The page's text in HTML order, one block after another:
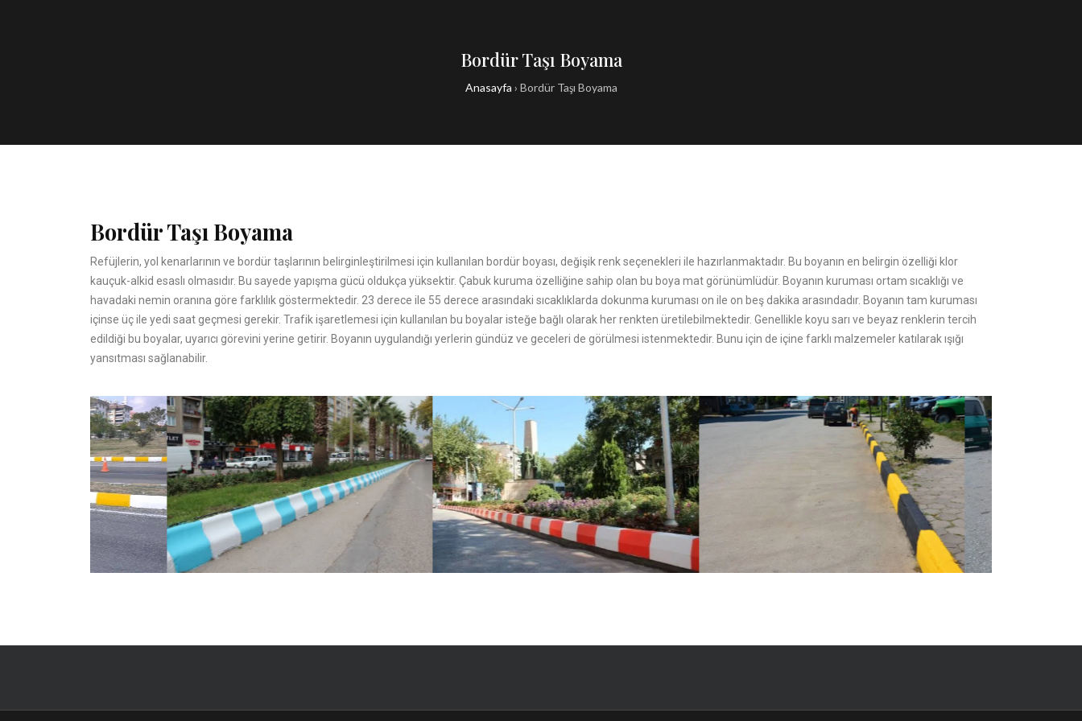
Bordür Taşı Boyama
Anasayfa › Bordür Taşı Boyama
Bordür Taşı Boyama
Refüjlerin, yol kenarlarının ve bordür taşlarının belirginleştirilmesi için kullanılan bordür boyası, değişik renk seçenekleri ile hazırlanmaktadır. Bu boyanın en belirgin özelliği klor
kauçuk-alkid esaslı olmasıdır. Bu sayede yapışma gücü oldukça yüksektir. Çabuk kuruma özelliğine sahip olan bu boya mat görünümlüdür. Boyanın kuruması ortam sıcaklığı ve
havadaki nemin oranına göre farklılık göstermektedir. 23 derece ile 55 derece arasındaki sıcaklıklarda dokunma kuruması on ile on beş dakika arasındadır. Boyanın tam kuruması
içinse üç ile yedi saat geçmesi gerekir. Trafik işaretlemesi için kullanılan bu boyalar isteğe bağlı olarak her renkten üretilebilmektedir. Genellikle koyu sarı ve beyaz renklerin tercih
edildiği bu boyalar, uyarıcı görevini yerine getirir. Boyanın uygulandığı yerlerin gündüz ve geceleri de görülmesi istenmektedir. Bunu için de içine farklı malzemeler katılarak ışığı
yansıtması sağlanabilir.